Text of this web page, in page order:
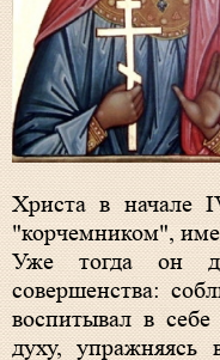
Христа в начале
"корчемником",
Уже тогда он
совершенства:
воспитывал в
духу,